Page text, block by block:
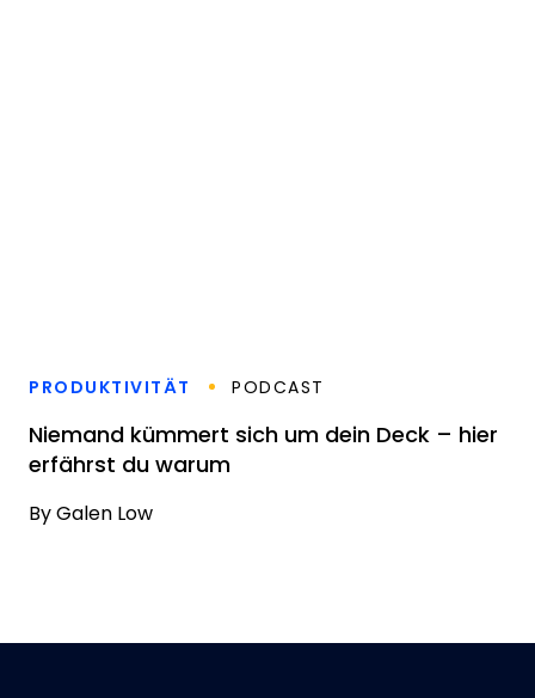
PRODUKTIVITÄT PODCAST
Niemand kümmert sich um dein Deck – hier
erfährst du warum
By Galen Low